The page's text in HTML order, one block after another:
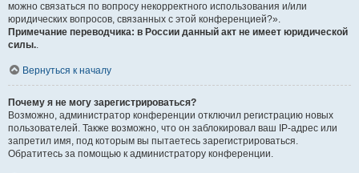
можно связаться по вопросу некорректного использования и/или
юридических вопросов, связанных с этой конференцией?».
Примечание переводчика: в России данный акт не имеет юридической
силы..
Вернуться к началу
Почему я не могу зарегистрироваться?
Возможно, администратор конференции отключил регистрацию новых
пользователей. Также возможно, что он заблокировал ваш IP-адрес или
запретил имя, под которым вы пытаетесь зарегистрироваться.
Обратитесь за помощью к администратору конференции.